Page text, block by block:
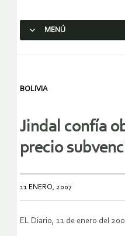
MENÚ
BOLIVIA
Jindal confía
precio
11 ENERO, 2007
EL Diario, 11 de enero del